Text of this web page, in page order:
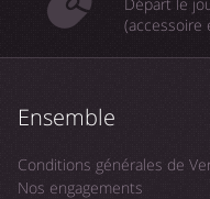
(accessoire
Ensemble
Conditions générales de
Nos engagements